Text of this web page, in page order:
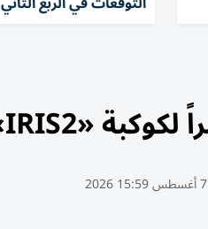
7 أغسطس 15:59 2026